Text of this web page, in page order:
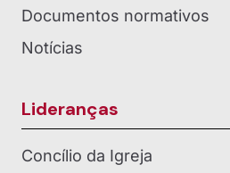
Documentos normativos
Notícias
Lideranças
Concílio da Igreja